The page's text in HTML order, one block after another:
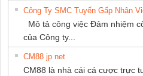
Công Ty SMC Tuyển Gấp Nhân
Mô tả công việc Đảm nhiệm
của Công ty...
CM88 jp net
CM88 là nhà cái cá cược trực